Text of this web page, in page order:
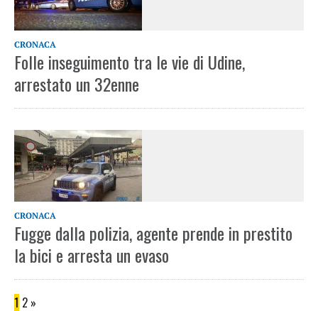
CRONACA
Folle inseguimento tra le vie di Udine,
arrestato un 32enne
CRONACA
Fugge dalla polizia, agente prende in prestito
la bici e arresta un evaso
1 2 »